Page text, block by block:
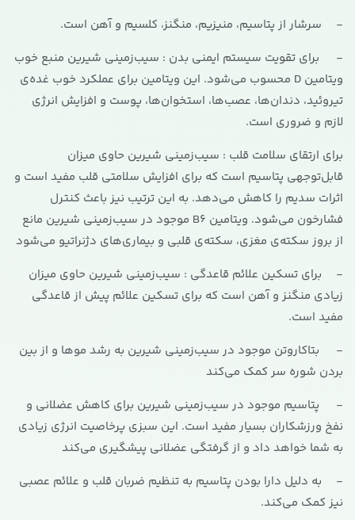
- سرشار از پتاسیم، منیزیم، منگنز، کلسیم و آهن است.
- برای تقویت سیستم ایمنی بدن : سیب‌زمینی شیرین منبع خوب
ویتامین D محسوب می‌شود. این ویتامین برای عملکرد خوب غده‌ی
تیروئید، دندان‌ها، عصب‌ها، استخوان‌ها، پوست و افزایش انرژی
لازم و ضروری است.
برای ارتقای سلامت قلب : سیب‌زمینی شیرین حاوی میزان
قابل‌توجهی پتاسیم است که برای افزایش سلامتی قلب مفید است و
اثرات سدیم را کاهش می‌دهد. به این ترتیب نیز باعث کنترل
فشارخون می‌شود. ویتامین B6 موجود در سیب‌زمینی شیرین مانع
از بروز سکته‌ی مغزی، سکته‌ی قلبی و بیماری‌های دژنراتیو می‌شود
- برای تسکین علائم قاعدگی : سیب‌زمینی شیرین حاوی میزان
زیادی منگنز و آهن است که برای تسکین علائم پیش از قاعدگی
مفید است.
- بتاکاروتن موجود در سیب‌زمینی شیرین به رشد موها و از بین
بردن شوره سر کمک می‌کند
- پتاسیم موجود در سیب‌زمینی شیرین برای کاهش عضلانی و
نفخ ورزشکاران بسیار مفید است. این سبزی پرخاصیت انرژی زیادی
به شما خواهد داد و از گرفتگی عضلانی پیشگیری می‌کند
- به دلیل دارا بودن پتاسیم به تنظیم ضربان قلب و علائم عصبی
نیز کمک می‌کند.